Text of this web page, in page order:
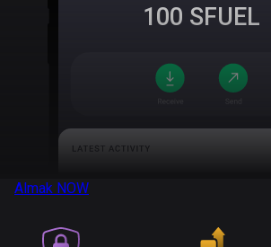
100 SFUEL
Almak NOW